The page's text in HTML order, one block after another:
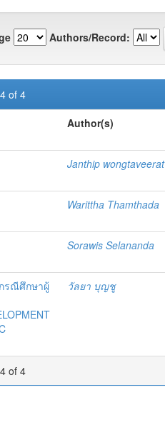
Authors/Record:
of 4
Author(s)
Janthip wongtaveerat
Warittha Thamthada
Sorawis Selananda
รณีศึกษาผู้
วัลยา บุญชู
of 4